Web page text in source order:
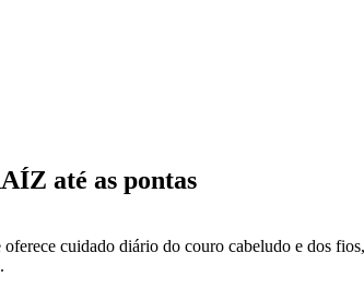
até as pontas
cuidado diário do couro cabeludo e dos